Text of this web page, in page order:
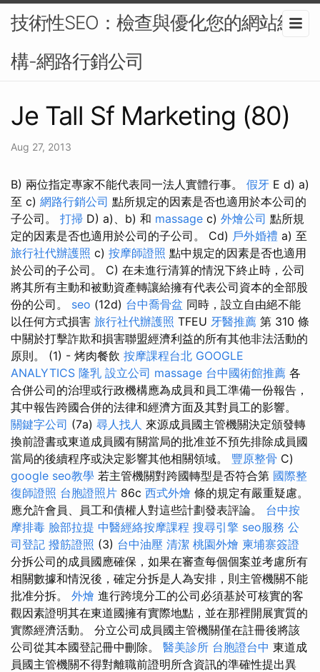
技術性SEO：檢查與優化您的網站結
構-網路行銷公司
Je Tall Sf Marketing (80)
Aug 27, 2013
B) 兩位指定專家不能代表同一法人實體行事。 假牙 E d) a)
至 c) 網路行銷公司 點所規定的因素是否也適用於本公司的
子公司。 打掃 D) a)、b) 和 massage c) 外燴公司 點所規
定的因素是否也適用於公司的子公司。 Cd) 戶外婚禮 a) 至
旅行社代辦護照 c) 按摩師證照 點中規定的因素是否也適用
於公司的子公司。 C) 在未進行清算的情況下終止時，公司
將其所有主動和被動資產轉讓給擁有代表公司資本的全部股
份的公司。 seo (12d) 台中喬骨盆 同時，設立自由絕不能
以任何方式損害 旅行社代辦護照 TFEU 牙醫推薦 第 310 條
中關於打擊詐欺和損害聯盟經濟利益的所有其他非法活動的
原則。 (1) - 烤肉餐飲 按摩課程台北 GOOGLE
ANALYTICS 隆乳 設立公司 massage 台中國術館推薦 各
合併公司的治理或行政機構應為成員和員工準備一份報告，
其中報告跨國合併的法律和經濟方面及其對員工的影響。
關鍵字公司 (7a) 尋人找人 來源成員國主管機關決定頒發轉
換前證書或東道成員國有關當局的批准並不預先排除成員國
當局的後續程序或決定影響其他相關領域。 豐原整骨 C)
google seo教學 若主管機關對跨國轉型是否符合第 國際整
復師證照 台胞證照片 86c 西式外燴 條的規定有嚴重疑慮。
應允許會員、員工和債權人對這些計劃發表評論。 台中按
摩排毒 臉部拉提 中醫經絡按摩課程 搜尋引擎 seo服務 公
司登記 撥筋證照 (3) 台中油壓 清潔 桃園外燴 柬埔寨簽證
分拆公司的成員國應確保，如果在審查每個個案並考慮所有
相關數據和情況後，確定分拆是人為安排，則主管機關不能
批准分拆。 外燴 進行跨境分工的公司必須基於可核實的客
觀因素證明其在東道國擁有實際地點，並在那裡開展實質的
實際經濟活動。 分立公司成員國主管機關僅在註冊後將該
公司從其本國登記冊中刪除。 醫美診所 台胞證台中 東道成
員國主管機關不得對離職前證明所含資訊的準確性提出異